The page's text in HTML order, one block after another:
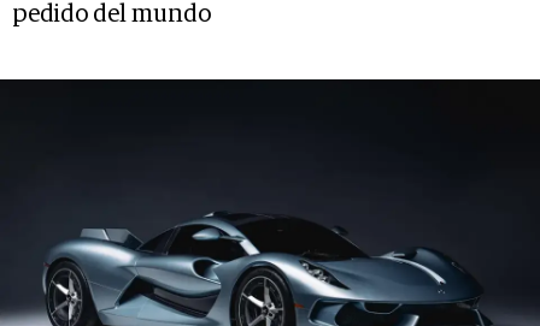
pedido del mundo